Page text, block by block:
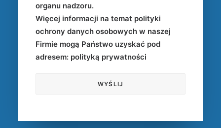
organu nadzoru.
Więcej informacji na temat polityki
ochrony danych osobowych w naszej
Firmie mogą Państwo uzyskać pod
adresem: polityką prywatności